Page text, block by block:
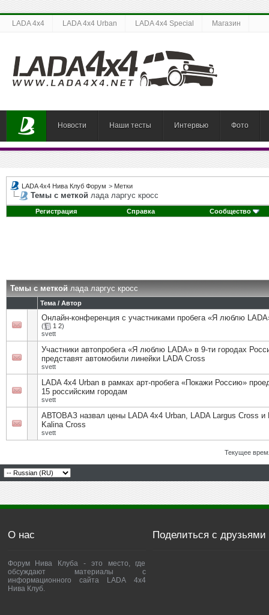
LADA 4x4 LADA 4x4 Urban LADA 4x4 Special Магазин
Новости Наши тесты Интервью Фото
LADA 4x4 Нива Клуб Форум > Метки
Темы с меткой лада ларгус кросс
Регистрация Справка Сообщество
Темы с меткойлада ларгус кросс
Тема / Автор
Онлайн-конференция с участниками пробега «Я люблю
( 1 2)
svett
Участники автопробега «Я люблю LADA» в 9-ти городах
представят автомобили линейки LADA Cross
svett
LADA 4х4 Urban в рамках арт-пробега «Покажи Россию»
15 российским городам
svett
АВТОВАЗ назвал цены LADA 4х4 Urban, LADA Largus Cross и
Kalina Cross
svett
Текущее
О нас
Форум Нива Клуба - это место, где
обсуждают материалы с
информационного сайта LADA 4x4
Нива Клуб.
Поделиться с друзьями